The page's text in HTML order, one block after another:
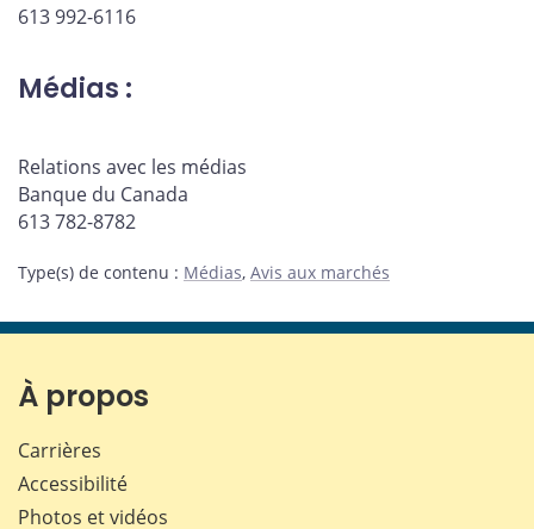
613 992-6116
Médias :
Relations avec les médias
Banque du Canada
613 782-8782
Type(s) de contenu : Médias, Avis aux marchés
À propos
Carrières
Accessibilité
Photos et vidéos